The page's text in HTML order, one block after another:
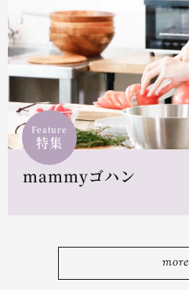
Feature
特集
mammyゴハン
more